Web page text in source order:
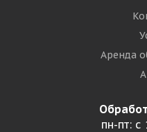
Аренда
пн-пт: